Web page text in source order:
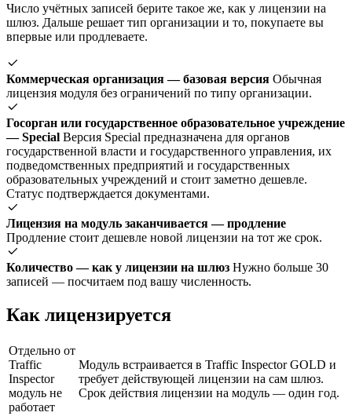
Число учётных записей берите такое же, как у лицензии на
шлюз. Дальше решает тип организации и то, покупаете вы
впервые или продлеваете.
Коммерческая организация — базовая версия Обычная
лицензия модуля без ограничений по типу организации.
Госорган или государственное образовательное учреждение
— Special Версия Special предназначена для органов
государственной власти и государственного управления, их
подведомственных предприятий и государственных
образовательных учреждений и стоит заметно дешевле.
Статус подтверждается документами.
Лицензия на модуль заканчивается — продление
Продление стоит дешевле новой лицензии на тот же срок.
Количество — как у лицензии на шлюз Нужно больше 30
записей — посчитаем под вашу численность.
Как лицензируется
Отдельно от
Traffic
Inspector
модуль не
работает
Модуль встраивается в Traffic Inspector GOLD и
требует действующей лицензии на сам шлюз.
Срок действия лицензии на модуль — один год.